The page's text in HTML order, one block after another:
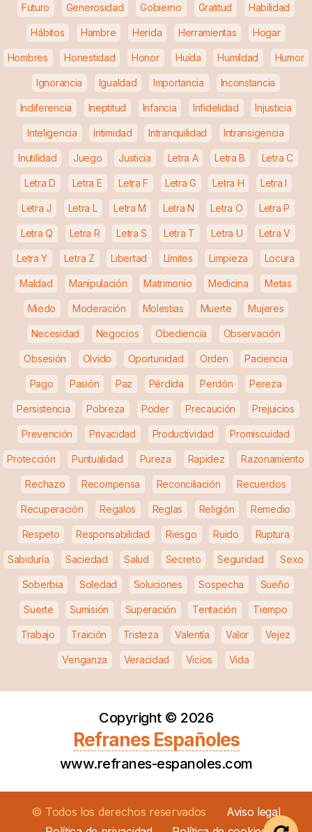
Futuro Generosidad Gobierno Gratitud Habilidad
Hábitos Hambre Herida Herramientas Hogar
Hombres Honestidad Honor Huída Humildad Humor
Ignorancia Igualdad Importancia Inconstancia
Indiferencia Ineptitud Infancia Infidelidad Injusticia
Inteligencia Intimidad Intranquilidad Intransigencia
Inutilidad Juego Justicia Letra A Letra B Letra C
Letra D Letra E Letra F Letra G Letra H Letra I
Letra J Letra L Letra M Letra N Letra O Letra P
Letra Q Letra R Letra S Letra T Letra U Letra V
Letra Y Letra Z Libertad Límites Limpieza Locura
Maldad Manipulación Matrimonio Medicina Metas
Miedo Moderación Molestias Muerte Mujeres
Necesidad Negocios Obediencia Observación
Obsesión Olvido Oportunidad Orden Paciencia
Pago Pasión Paz Pérdida Perdón Pereza
Persistencia Pobreza Poder Precaución Prejuicios
Prevención Privacidad Productividad Promiscuidad
Protección Puntualidad Pureza Rapidez Razonamiento
Rechazo Recompensa Reconciliación Recuerdos
Recuperación Regalos Reglas Religión Remedio
Respeto Responsabilidad Riesgo Ruido Ruptura
Sabiduría Saciedad Salud Secreto Seguridad Sexo
Soberbia Soledad Soluciones Sospecha Sueño
Suerte Sumisión Superación Tentación Tiempo
Trabajo Traición Tristeza Valentía Valor Vejez
Venganza Veracidad Vicios Vida
Copyright © 2026
Refranes Españoles
www.refranes-espanoles.com
© Todos los derechos reservados
Aviso legal